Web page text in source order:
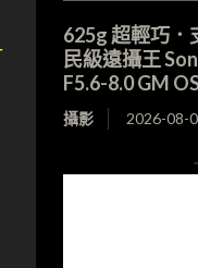
625g 超輕巧
民級遠攝王
F5.6-8.0 GM
攝影 2026-08-